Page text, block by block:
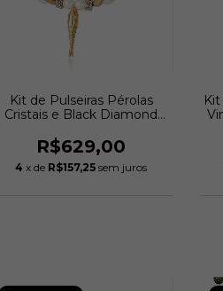
Kit de Pulseiras Pérolas
Cristais e Black Diamond
Claudia Arbex
R$629,00
4 x de R$157,25 sem juros